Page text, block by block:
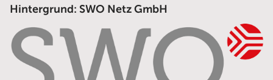
Hintergrund: SWO Netz GmbH